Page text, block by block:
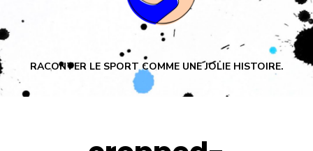
RACONTER LE SPORT COMME UNE JOLIE HISTOIRE.